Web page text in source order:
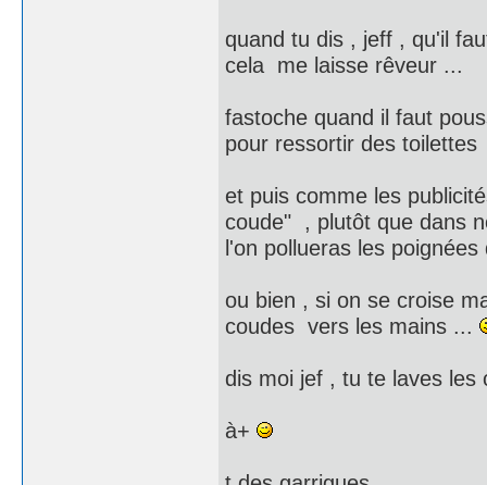
quand tu dis , jeff , qu'il
cela me laisse rêveur ...
fastoche quand il faut
pour ressortir des
et puis comme les
coude" , plutôt que dans
l'on pollueras les
ou bien , si on se croise
coudes vers les mains ...
dis moi jef , tu te laves
à+